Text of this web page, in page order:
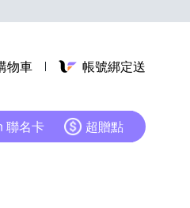
物車 帳號綁定送
聯名卡 超贈點